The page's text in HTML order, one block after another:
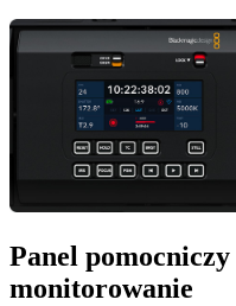
Panel pomocniczy
monitorowanie